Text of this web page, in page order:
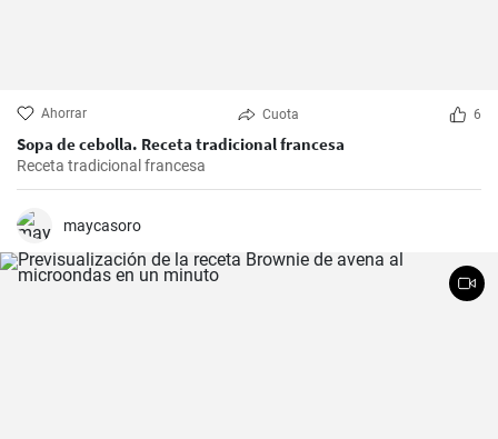
Ahorrar Cuota 6
Sopa de cebolla. Receta tradicional francesa
Receta tradicional francesa
maycasoro